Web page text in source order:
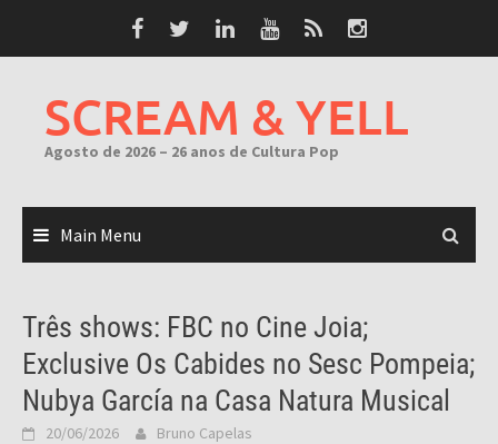
SCREAM & YELL
Agosto de 2026 – 26 anos de Cultura Pop
Main Menu
Três shows: FBC no Cine Joia;
Exclusive Os Cabides no Sesc Pompeia;
Nubya García na Casa Natura Musical
20/06/2026 Bruno Capelas